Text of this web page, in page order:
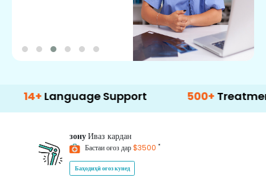
Language Support 500+ Treatment
зонуИваз кардан
Бастаи оғоз дар$3500 *
Баҳодиҳӣ оғоз кунед